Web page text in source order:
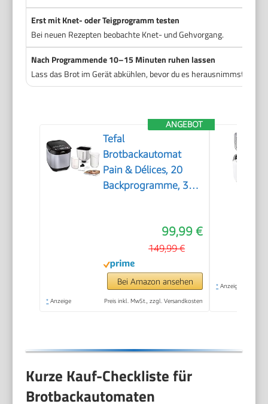
Erst mit Knet- oder Teigprogramm testen
Bei neuen Rezepten beobachte Knet- und Gehvorgang.
Nach Programmende 10–15 Minuten ruhen lassen
Lass das Brot im Gerät abkühlen, bevor du es herausnimmst.
ANGEBOT
Tefal
Brotbackautomat
Pain & Délices, 20
Backprogramme, 3
einstellbar, auch für
Kuchen - Pizza -
Nudelteig, Backform
antihaftbeschichtet,
schwarz/Edelstahl,
99,99 €
149,99 €
Bei Amazon ansehen
* Anzeige Preis inkl. MwSt., zzgl. Versandkosten
* Anzeige
Kurze Kauf-Checkliste für
Brotbackautomaten